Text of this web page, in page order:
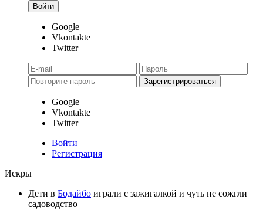
Google
Vkontakte
Twitter
Google
Vkontakte
Twitter
Войти
Регистрация
Искры
Дети в Бодайбо играли с зажигалкой и чуть не сожгли
садоводство